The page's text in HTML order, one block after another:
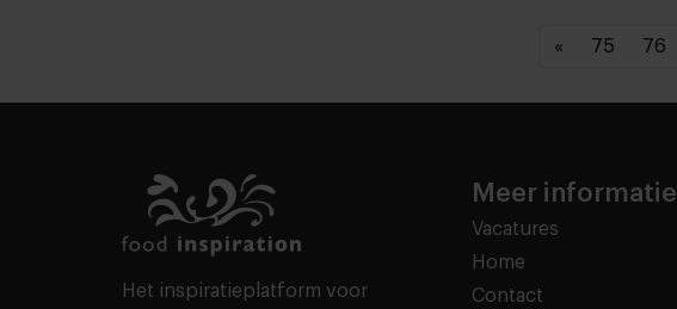
« 75 76
Het inspiratieplatform voor
Meer informatie
Vacatures
Home
Contact